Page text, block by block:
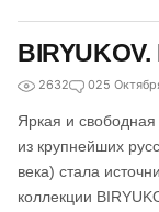
2632 025
Яркая и
из крупнейших
века) стала
коллекции